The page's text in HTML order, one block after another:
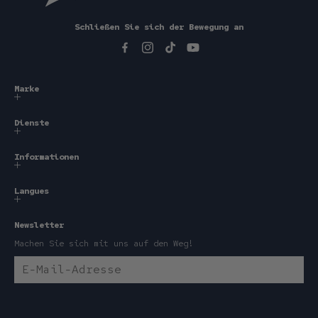
Schließen Sie sich der Bewegung an
FacebookInstagram
TikTokYouTube
Marke
Dienste
Informationen
Langues
Newsletter
Machen Sie sich mit uns auf den Weg!
E-Mail-Adresse